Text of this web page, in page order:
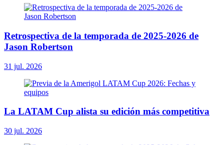
Retrospectiva de la temporada de 2025-2026 de
Jason Robertson
31 jul. 2026
La LATAM Cup alista su edición más competitiva
30 jul. 2026